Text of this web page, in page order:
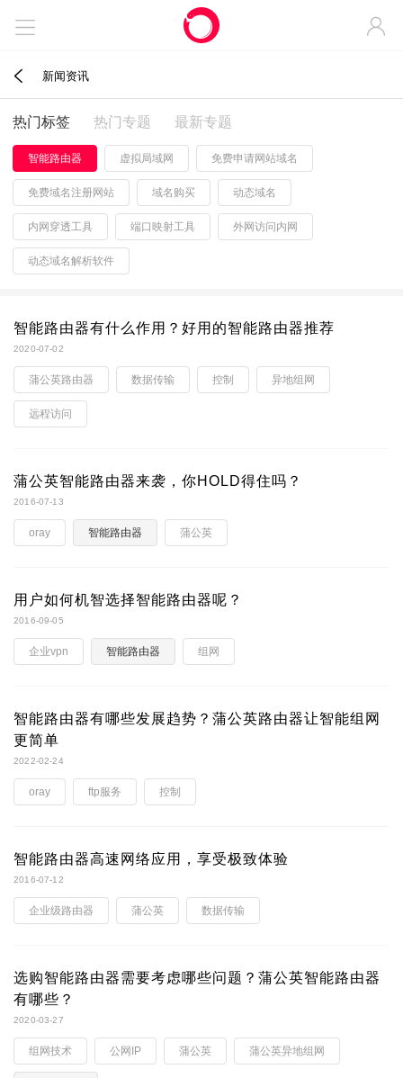
 
 新闻资讯
热门标签 热门专题 最新专题
智能路由器 虚拟局域网 免费申请网站域名
免费域名注册网站 域名购买 动态域名
内网穿透工具 端口映射工具 外网访问内网
动态域名解析软件
智能路由器有什么作用？好用的智能路由器推荐
2020-07-02
蒲公英路由器 数据传输 控制 异地组网
远程访问
蒲公英智能路由器来袭，你HOLD得住吗？
2016-07-13
oray 智能路由器 蒲公英
用户如何机智选择智能路由器呢？
2016-09-05
企业vpn 智能路由器 组网
智能路由器有哪些发展趋势？蒲公英路由器让智能组网
更简单
2022-02-24
oray ftp服务 控制
智能路由器高速网络应用，享受极致体验
2016-07-12
企业级路由器 蒲公英 数据传输
选购智能路由器需要考虑哪些问题？蒲公英智能路由器
有哪些？
2020-03-27
组网技术 公网IP 蒲公英 蒲公英异地组网